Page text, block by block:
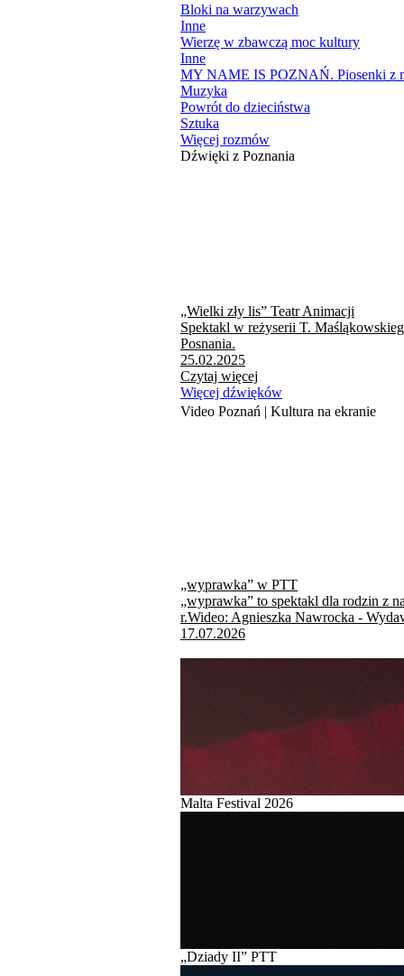
Bloki na warzywach
Inne
Wierzę w zbawczą moc kultury
Inne
MY NAME IS POZNAŃ. Piosenki z
Muzyka
Powrót do dzieciństwa
Sztuka
Więcej rozmów
Dźwięki z Poznania
„Wielki zły lis” Teatr Animacji
Spektakl w reżyserii T.
Posnania.
25.02.2025
Czytaj więcej
Więcej dźwięków
Video Poznań | Kultura na ekranie
„wyprawka” w PTT
„wyprawka” to spektakl dla rodzin z
r.Wideo: Agnieszka Nawrocka -
17.07.2026
Malta Festival 2026
„Dziady II” PTT